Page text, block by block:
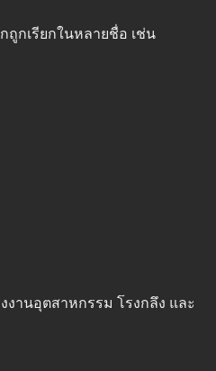
ถูกเรียกในหลายชื่อ เช่น
านอุตสาหกรรม โรงกลึง และ